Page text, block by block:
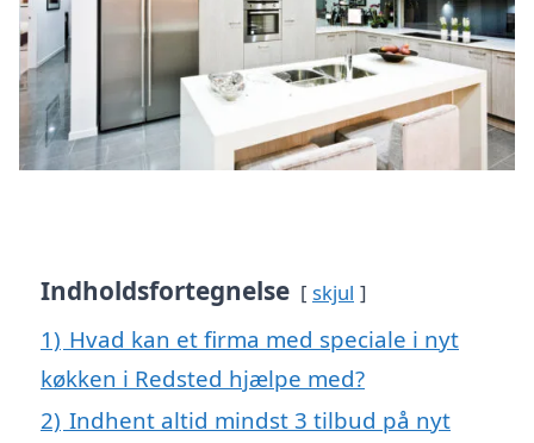
Indholdsfortegnelse skjul
1) Hvad kan et firma med speciale i nyt
køkken i Redsted hjælpe med?
2) Indhent altid mindst 3 tilbud på nyt